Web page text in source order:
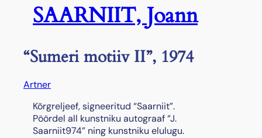
SAARNIIT, Joann
“Sumeri motiiv II”, 1974
Artner
Kõrgreljeef, signeeritud “Saarniit”.
Pöördel all kunstniku autograaf “J.
Saarniit974” ning kunstniku elulugu.